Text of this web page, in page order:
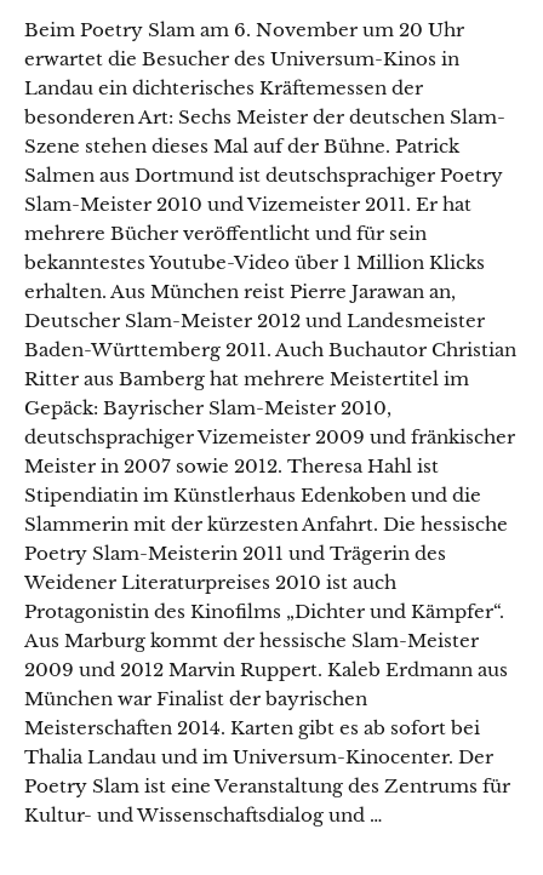
Beim Poetry Slam am 6. November um 20 Uhr
erwartet die Besucher des Universum-Kinos in
Landau ein dichterisches Kräftemessen der
besonderen Art: Sechs Meister der deutschen Slam-
Szene stehen dieses Mal auf der Bühne. Patrick
Salmen aus Dortmund ist deutschsprachiger Poetry
Slam-Meister 2010 und Vizemeister 2011. Er hat
mehrere Bücher veröffentlicht und für sein
bekanntestes Youtube-Video über 1 Million Klicks
erhalten. Aus München reist Pierre Jarawan an,
Deutscher Slam-Meister 2012 und Landesmeister
Baden-Württemberg 2011. Auch Buchautor Christian
Ritter aus Bamberg hat mehrere Meistertitel im
Gepäck: Bayrischer Slam-Meister 2010,
deutschsprachiger Vizemeister 2009 und fränkischer
Meister in 2007 sowie 2012. Theresa Hahl ist
Stipendiatin im Künstlerhaus Edenkoben und die
Slammerin mit der kürzesten Anfahrt. Die hessische
Poetry Slam-Meisterin 2011 und Trägerin des
Weidener Literaturpreises 2010 ist auch
Protagonistin des Kinofilms „Dichter und Kämpfer“.
Aus Marburg kommt der hessische Slam-Meister
2009 und 2012 Marvin Ruppert. Kaleb Erdmann aus
München war Finalist der bayrischen
Meisterschaften 2014. Karten gibt es ab sofort bei
Thalia Landau und im Universum-Kinocenter. Der
Poetry Slam ist eine Veranstaltung des Zentrums für
Kultur- und Wissenschaftsdialog und …